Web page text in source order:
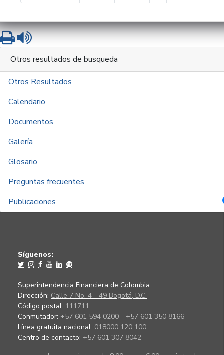
ImprimirLeer contenido
Otros resultados de busqueda
Otros Resultados
Calendario
Documentos
Galería
Glosario
Preguntas frecuentes
Publicaciones
Síguenos:
Superintendencia Financiera de Colombia
Dirección: Calle 7 No. 4 - 49 Bogotá, D.C.
Código postal: 111711
Conmutador: +57 601 594 0200 - +57 601 350 8166
Línea gratuita nacional: 018000 120 100
Centro de contacto: +57 601 307 8042